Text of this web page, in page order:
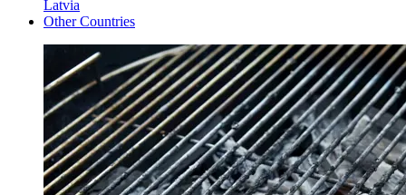
Latvia
Other Countries